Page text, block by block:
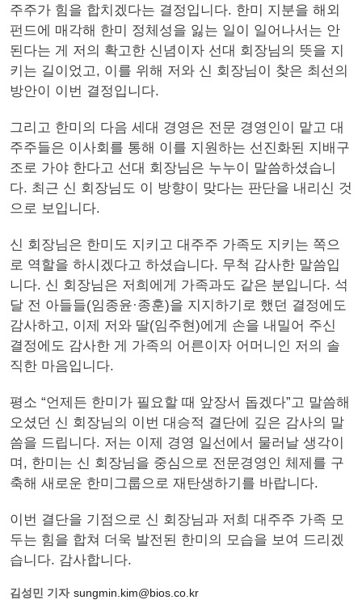
주주가 힘을 합치겠다는 결정입니다. 한미 지분을 해외
펀드에 매각해 한미 정체성을 잃는 일이 일어나서는 안
된다는 게 저의 확고한 신념이자 선대 회장님의 뜻을 지
키는 길이었고, 이를 위해 저와 신 회장님이 찾은 최선의
방안이 이번 결정입니다.
그리고 한미의 다음 세대 경영은 전문 경영인이 맡고 대
주주들은 이사회를 통해 이를 지원하는 선진화된 지배구
조로 가야 한다고 선대 회장님은 누누이 말씀하셨습니
다. 최근 신 회장님도 이 방향이 맞다는 판단을 내리신 것
으로 보입니다.
신 회장님은 한미도 지키고 대주주 가족도 지키는 쪽으
로 역할을 하시겠다고 하셨습니다. 무척 감사한 말씀입
니다. 신 회장님은 저희에게 가족과도 같은 분입니다. 석
달 전 아들들(임종윤·종훈)을 지지하기로 했던 결정에도
감사하고, 이제 저와 딸(임주현)에게 손을 내밀어 주신
결정에도 감사한 게 가족의 어른이자 어머니인 저의 솔
직한 마음입니다.
평소 “언제든 한미가 필요할 때 앞장서 돕겠다”고 말씀해
오셨던 신 회장님의 이번 대승적 결단에 깊은 감사의 말
씀을 드립니다. 저는 이제 경영 일선에서 물러날 생각이
며, 한미는 신 회장님을 중심으로 전문경영인 체제를 구
축해 새로운 한미그룹으로 재탄생하기를 바랍니다.
이번 결단을 기점으로 신 회장님과 저희 대주주 가족 모
두는 힘을 합쳐 더욱 발전된 한미의 모습을 보여 드리겠
습니다. 감사합니다.
김성민 기자 sungmin.kim@bios.co.kr